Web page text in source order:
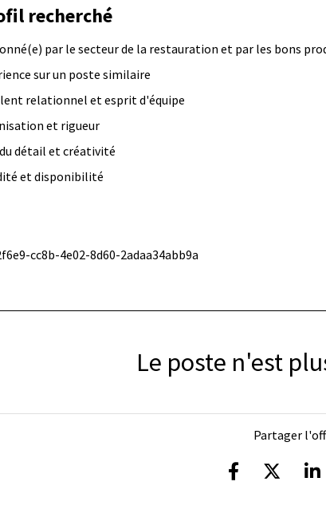
recherché
par le secteur de la restauration et par les bons
sur un poste similaire
relationnel et esprit d'équipe
et rigueur
détail et créativité
et disponibilité
cc8b-4e02-8d60-2adaa34abb9a
Le poste n'est
Partager